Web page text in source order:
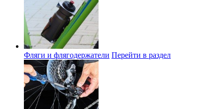
Фляги и флягодержатели Перейти в раздел